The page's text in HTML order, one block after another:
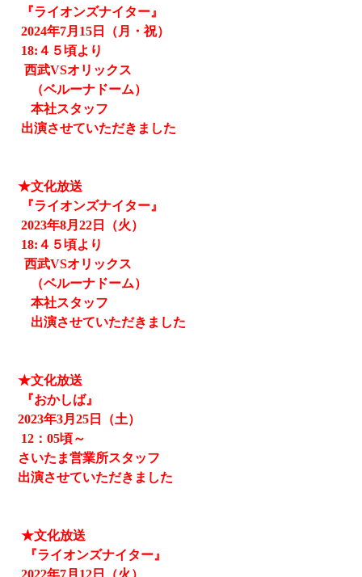
『ライオンズナイター』
2024年7月15日（月・祝）
18:４５頃より
西武VSオリックス
（ベルーナドーム）
本社スタッフ
出演させていただきました
★文化放送
『ライオンズナイター』
2023年8月22日（火）
18:４５頃より
西武VSオリックス
（ベルーナドーム）
本社スタッフ
出演させていただきました
★文化放送
『おかしば』
2023年3月25日（土）
12 ：05頃～
さいたま営業所スタッフ
出演させていただきました
★文化放送
『ライオンズナイター』
2022年7月 12 日（火）